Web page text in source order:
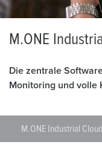
M.ONE
Die zentrale
Monitoring und volle
M.ONE Industrial Cloud